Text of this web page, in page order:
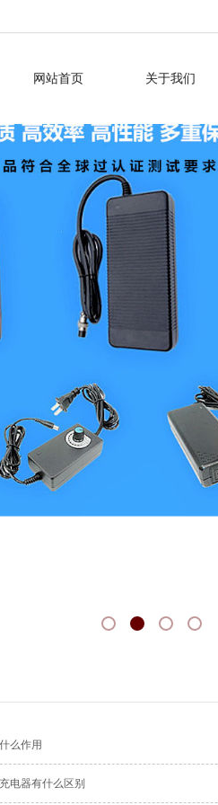
网站首页 关于我们
么作用
电器有什么区别